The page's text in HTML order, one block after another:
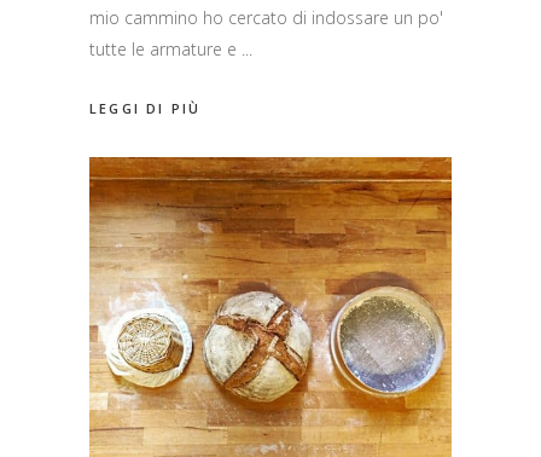
mio cammino ho cercato di indossare un po'
tutte le armature e
LEGGI DI PIÙ